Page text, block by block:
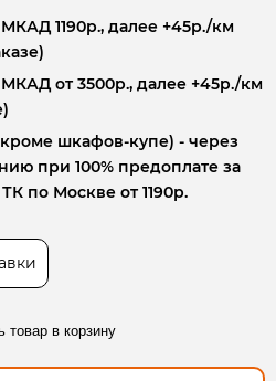
1190р., далее +45р./км
от 3500р., далее +45р./км
шкафов-купе) - через
при 100% предоплате за
по Москве от 1190р.
товар в корзину